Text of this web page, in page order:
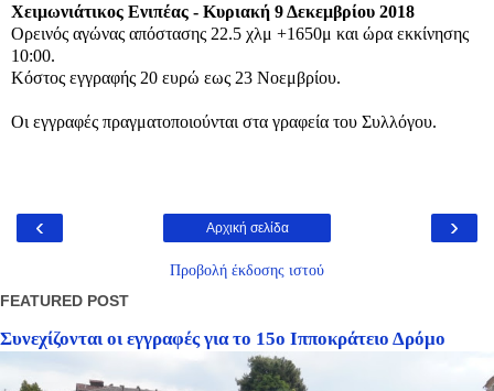
Χειμωνιάτικος Ενιπέας - Κυριακή 9 Δεκεμβρίου 2018
Ορεινός αγώνας απόστασης 22.5 χλμ +1650μ και ώρα εκκίνησης
10:00.
Κόστος εγγραφής 20 ευρώ εως 23 Νοεμβρίου.
Οι εγγραφές πραγματοποιούνται στα γραφεία του Συλλόγου.
‹ ›
Αρχική σελίδα
Προβολή έκδοσης ιστού
FEATURED POST
Συνεχίζονται οι εγγραφές για το 15ο Ιπποκράτειο Δρόμο